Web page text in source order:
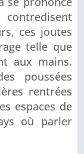
ces joutes
telle que
aux mains.
poussées
rentrées
espaces de
où parler